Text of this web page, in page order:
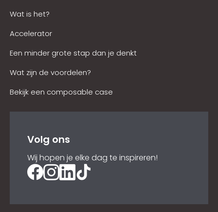
Wat is het?
Accelerator
Een minder grote stap dan je denkt
Wat zijn de voordelen?
Bekijk een composable case
Volg ons
Wij hopen je elke dag te inspireren!